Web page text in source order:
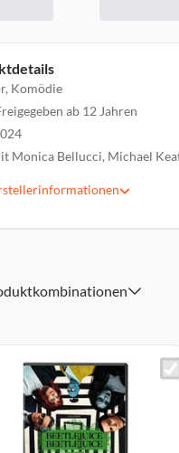
Komödie
ab 12 Jahren
Monica Bellucci, Michael